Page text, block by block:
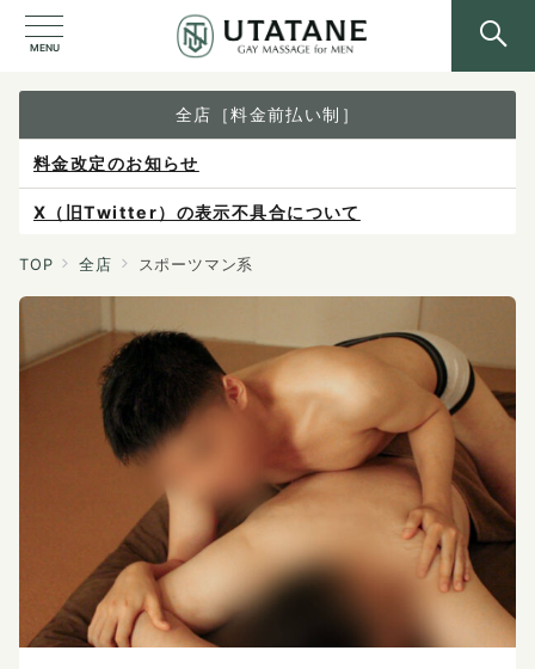
MENU
全店［料金前払い制］
X（旧Twitter）の表示不具合について
ご予約は各店へ直接お問い合わせください。
料金は当日施術前にお支払いください。
料金改定のお知らせ
TOP 全店 スポーツマン系